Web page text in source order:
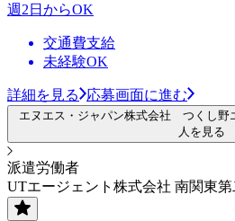
週2日からOK
交通費支給
未経験OK
詳細を見る 応募画面に進む
エヌエス・ジャパン株式会社 つくし野
人を見る
派遣労働者
UTエージェント株式会社 南関東